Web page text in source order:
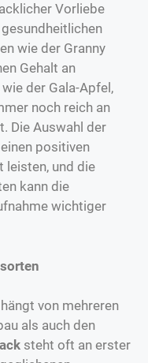
Vorliebe
wie der Granny
Gehalt an
der Gala-Apfel,
noch reich an
Die Auswahl der
positiven
leisten, und die
kann die
wichtiger
von mehreren
als auch den
steht oft an erster